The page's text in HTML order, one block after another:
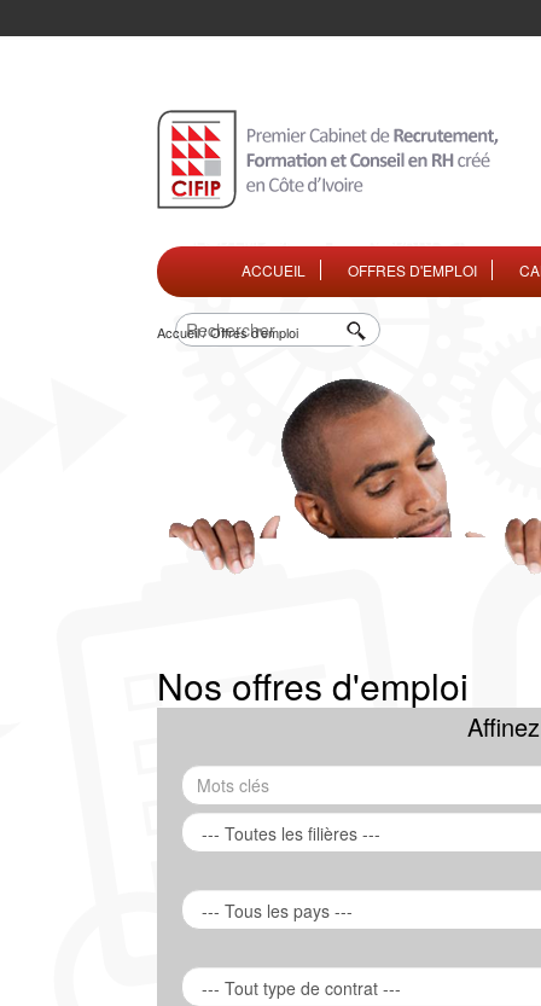
ACCUEIL OFFRES D'EMPLOI
Accueil / Offres d'emploi
Nos offres d'emploi